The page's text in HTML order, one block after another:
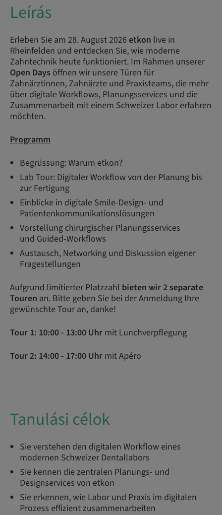
Leírás
Erleben Sie am 28. August 2026 etkon live in
Rheinfelden und entdecken Sie, wie moderne
Zahntechnik heute funktioniert. Im Rahmen unserer
Open Days öffnen wir unsere Türen für
Zahnärztinnen, Zahnärzte und Praxisteams, die mehr
über digitale Workflows, Planungsservices und die
Zusammenarbeit mit einem Schweizer Labor erfahren
möchten.​
Programm
Begrüssung: Warum etkon?
Lab Tour: Digitaler Workflow von der Planung bis
zur Fertigung
Einblicke in digitale Smile-Design- und
Patientenkommunikationslösungen
Vorstellung chirurgischer Planungsservices
und Guided-Workflows
Austausch, Networking und Diskussion eigener
Fragestellungen​
Aufgrund limitierter Platzzahl bieten wir 2 separate
Touren an. Bitte geben Sie bei der Anmeldung Ihre
gewünschte Tour an, danke!
Tour 1: 10:00 - 13:00 Uhr mit Lunchverpflegung
Tour 2: 14:00 - 17:00 Uhr mit Apéro
Tanulási célok
​​Sie verstehen den digitalen Workflow eines
modernen Schweizer Dentallabors
Sie kennen die zentralen Planungs- und
Designservices von etkon
Sie erkennen, wie Labor und Praxis im digitalen
Prozess effizient zusammenarbeiten